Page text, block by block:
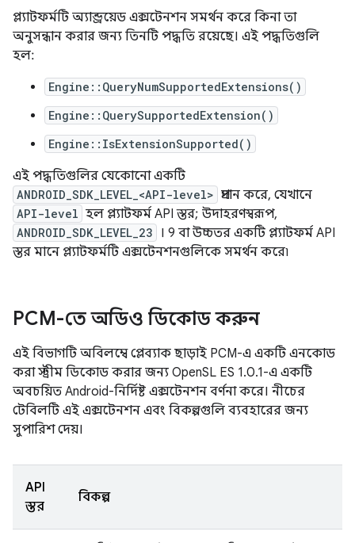
প্ল্যাটফর্মটি অ্যান্ড্রয়েড এক্সটেনশন সমর্থন করে কিনা তা
অনুসন্ধান করার জন্য তিনটি পদ্ধতি রয়েছে। এই পদ্ধতিগুলি
হল:
Engine::QueryNumSupportedExtensions()
Engine::QuerySupportedExtension()
Engine::IsExtensionSupported()
এই পদ্ধতিগুলির যেকোনো একটি
ANDROID_SDK_LEVEL_<API-level> প্রদান করে, যেখানে
API-level হল প্ল্যাটফর্ম API স্তর; উদাহরণস্বরূপ,
ANDROID_SDK_LEVEL_23
। 9 বা উচ্চতর একটি প্ল্যাটফর্ম API
স্তর মানে প্ল্যাটফর্মটি এক্সটেনশনগুলিকে সমর্থন করে৷
PCM-তে অডিও ডিকোড করুন
এই বিভাগটি অবিলম্বে প্লেব্যাক ছাড়াই PCM-এ একটি এনকোড
করা স্ট্রীম ডিকোড করার জন্য OpenSL ES 1.0.1-এ একটি
অবচয়িত Android-নির্দিষ্ট এক্সটেনশন বর্ণনা করে। নীচের
টেবিলটি এই এক্সটেনশন এবং বিকল্পগুলি ব্যবহারের জন্য
সুপারিশ দেয়।
API
স্তর
বিকল্প